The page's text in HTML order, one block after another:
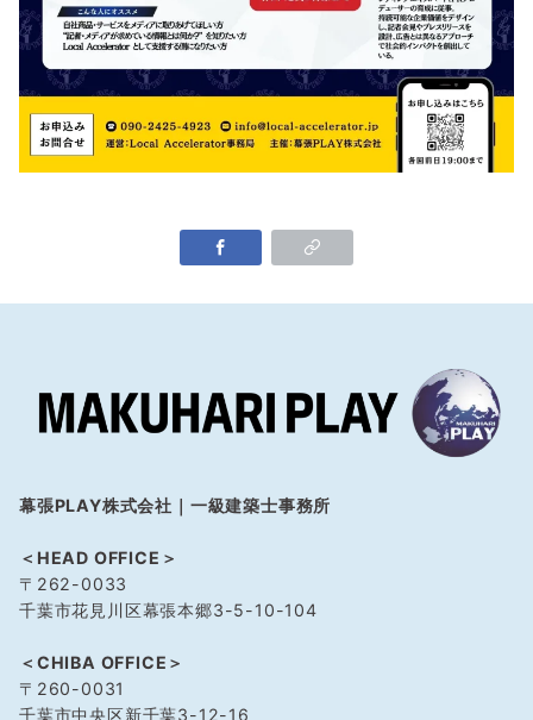
幕張PLAY株式会社｜一級建築士事務所
＜HEAD OFFICE＞
〒262-0033
千葉市花見川区幕張本郷3-5-10-104
＜CHIBA OFFICE＞
〒260-0031
千葉市中央区新千葉3-12-16